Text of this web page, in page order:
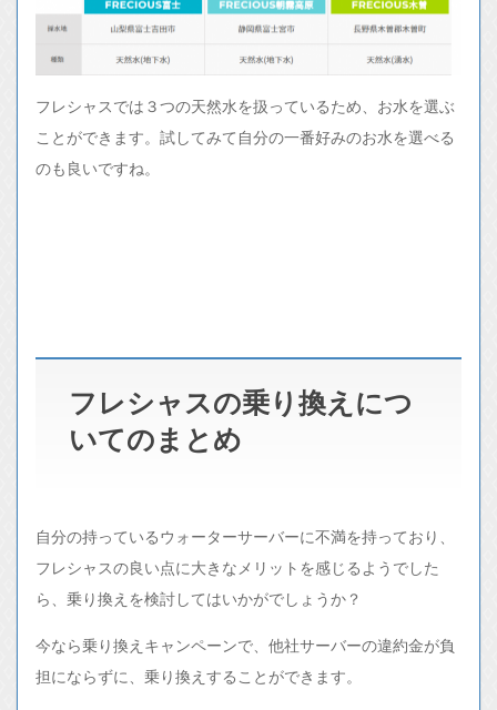
フレシャスでは３つの天然水を扱っているため、お水を選ぶ
ことができます。試してみて自分の一番好みのお水を選べる
のも良いですね。
フレシャスの乗り換えにつ
いてのまとめ
自分の持っているウォーターサーバーに不満を持っており、
フレシャスの良い点に大きなメリットを感じるようでした
ら、乗り換えを検討してはいかがでしょうか？
今なら乗り換えキャンペーンで、他社サーバーの違約金が負
担にならずに、乗り換えすることができます。